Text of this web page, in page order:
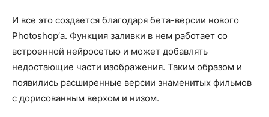
И все это создается благодаря бета-версии нового
Photoshop’а. Функция заливки в нем работает со
встроенной нейросетью и может добавлять
недостающие части изображения. Таким образом и
появились расширенные версии знаменитых фильмов
с дорисованным верхом и низом.